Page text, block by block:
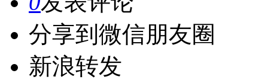
分享到微信朋友圈
新浪转发